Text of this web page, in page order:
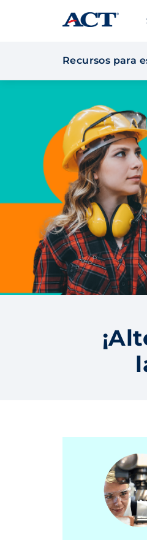
Skip to content
Recursos para